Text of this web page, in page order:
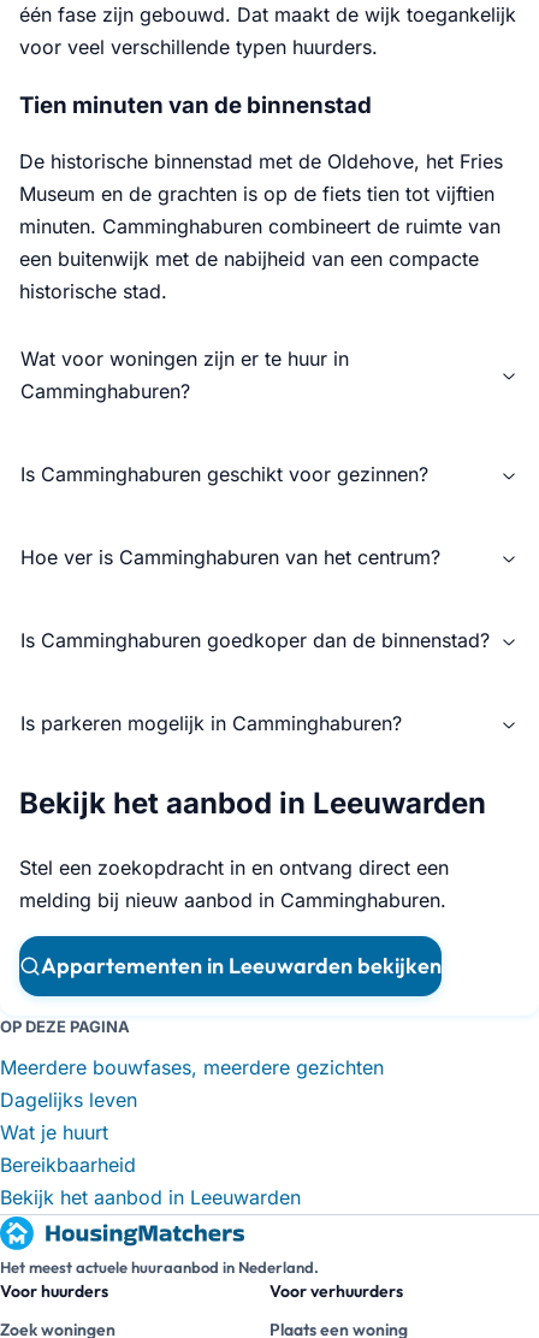
één fase zijn gebouwd. Dat maakt de wijk toegankelijk
voor veel verschillende typen huurders.
Tien minuten van de binnenstad
De historische binnenstad met de Oldehove, het Fries
Museum en de grachten is op de fiets tien tot vijftien
minuten. Camminghaburen combineert de ruimte van
een buitenwijk met de nabijheid van een compacte
historische stad.
Wat voor woningen zijn er te huur in
Camminghaburen?
Is Camminghaburen geschikt voor gezinnen?
Hoe ver is Camminghaburen van het centrum?
Is Camminghaburen goedkoper dan de binnenstad?
Is parkeren mogelijk in Camminghaburen?
Bekijk het aanbod in Leeuwarden
Stel een zoekopdracht in en ontvang direct een
melding bij nieuw aanbod in Camminghaburen.
Appartementen in Leeuwarden bekijken
OP DEZE PAGINA
Meerdere bouwfases, meerdere gezichten
Dagelijks leven
Wat je huurt
Bereikbaarheid
Bekijk het aanbod in Leeuwarden
Het meest actuele huuraanbod in Nederland.
Voor huurders
Zoek woningen
Voor verhuurders
Plaats een woning